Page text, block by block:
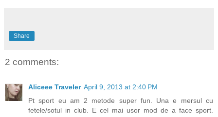
Share
2 comments:
Aliceee Traveler April 9, 2013 at 2:40 PM
Pt sport eu am 2 metode super fun. Una e mersul cu
fetele/sotul in club. E cel mai usor mod de a face sport.